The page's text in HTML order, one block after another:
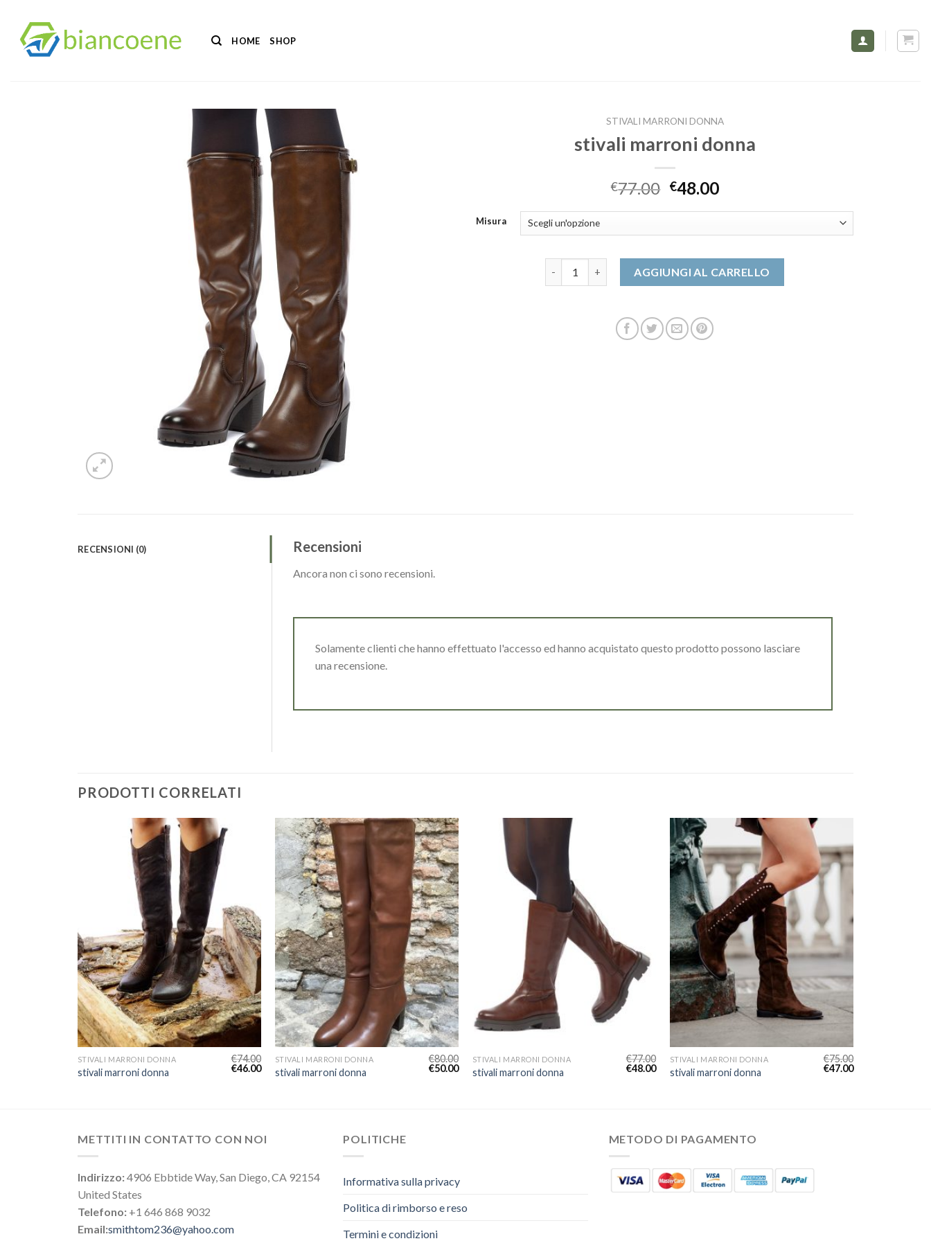
contenuti
HOME SHOP
STIVALI MARRONI DONNA
stivali marroni donna
€77.00 €48.00
Misura
AGGIUNGI AL CARRELLO
RECENSIONI (0) Recensioni
Ancora non ci sono recensioni.
Solamente clienti che hanno effettuato l'accesso ed hanno acquistato questo prodotto possono lasciare
una recensione.
PRODOTTI CORRELATI
STIVALI MARRONI DONNA
stivali marroni donna
€74.00
€46.00
STIVALI MARRONI DONNA
stivali marroni donna
€80.00
€50.00
STIVALI MARRONI DONNA
stivali marroni donna
€77.00
€48.00
STIVALI MARRONI DONNA
stivali marroni donna
€75.00
€47.00
METTITI IN CONTATTO CON NOI
Indirizzo:4906 Ebbtide Way, San Diego, CA 92154
United States
Telefono: +1 646 868 9032
Email:smithtom236@yahoo.com
POLITICHE
Informativa sulla privacy
Politica di rimborso e reso
Termini e condizioni
METODO DI PAGAMENTO